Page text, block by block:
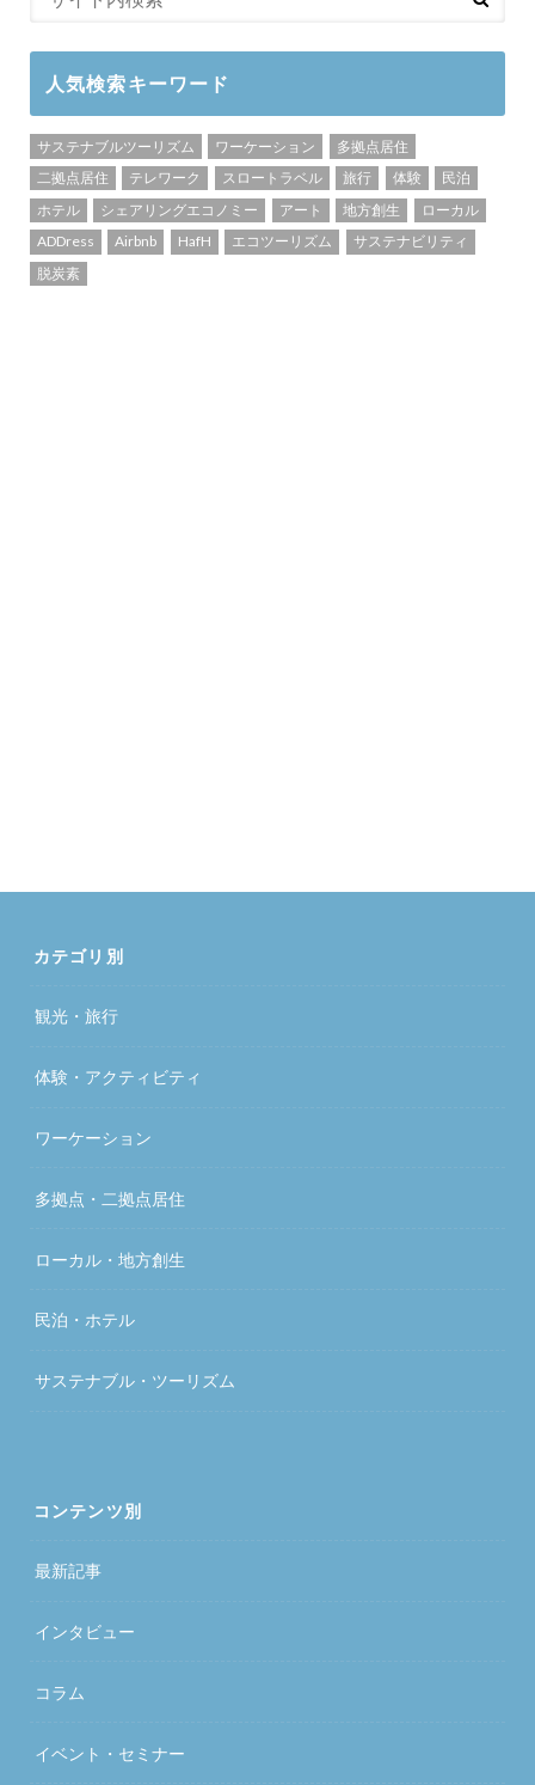
人気検索キーワード
サステナブルツーリズム ワーケーション
多拠点居住
二拠点居住
テレワーク スロートラベル 旅行 体験
民泊
ホテル
シェアリングエコノミー アート 地方創生
ローカル
ADDress
Airbnb HafH エコツーリズム
サステナビリティ
脱炭素
カテゴリ別
観光・旅行
体験・アクティビティ
ワーケーション
多拠点・二拠点居住
ローカル・地方創生
民泊・ホテル
サステナブル・ツーリズム
コンテンツ別
最新記事
インタビュー
コラム
イベント・セミナー